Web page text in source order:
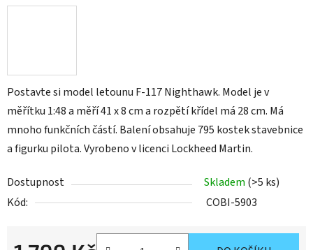
Postavte si model letounu F-117 Nighthawk. Model je v
měřítku 1:48 a měří 41 x 8 cm a rozpětí křídel má 28 cm. Má
mnoho funkčních částí. Balení obsahuje 795 kostek stavebnice
a figurku pilota. Vyrobeno v licenci Lockheed Martin.
Dostupnost Skladem (>5 ks)
Kód:
COBI-5903